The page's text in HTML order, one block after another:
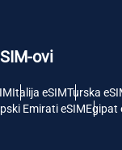
ovi
Italija eSIMTurska
Emirati eSIMEgipat